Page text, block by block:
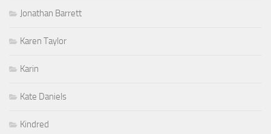
Jonathan Barrett
Karen Taylor
Karin
Kate Daniels
Kindred